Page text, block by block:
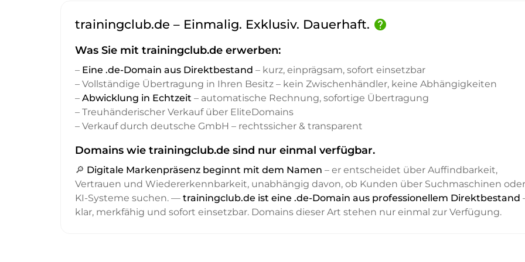
trainingclub.de – Einmalig. Exklusiv. Dauerhaft. help
Was Sie mit trainingclub.de erwerben:
– Eine .de-Domain aus Direktbestand – kurz, einprägsam, sofort einsetzbar
– Vollständige Übertragung in Ihren Besitz – kein Zwischenhändler, keine Abhängigkeiten
– Abwicklung in Echtzeit – automatische Rechnung, sofortige Übertragung
– Treuhänderischer Verkauf über EliteDomains
– Verkauf durch deutsche GmbH – rechtssicher & transparent
Domains wie trainingclub.de sind nur einmal verfügbar.
🔎 Digitale Markenpräsenz beginnt mit dem Namen – er entscheidet über Auffindbarkeit,
Vertrauen und Wiedererkennbarkeit, unabhängig davon, ob Kunden über Suchmaschinen oder
KI-Systeme suchen. — trainingclub.de ist eine .de-Domain aus professionellem Direktbestand
klar, merkfähig und sofort einsetzbar. Domains dieser Art stehen nur einmal zur Verfügung.